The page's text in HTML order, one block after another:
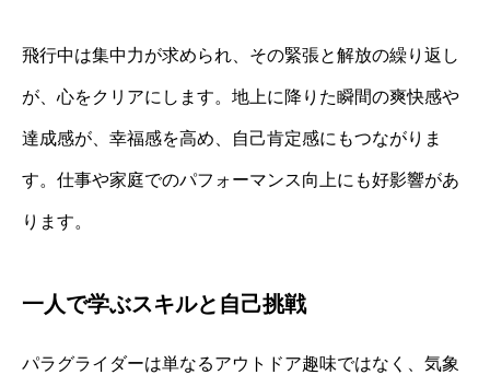
飛行中は集中力が求められ、その緊張と解放の繰り返し
が、心をクリアにします。地上に降りた瞬間の爽快感や
達成感が、幸福感を高め、自己肯定感にもつながりま
す。仕事や家庭でのパフォーマンス向上にも好影響があ
ります。
一人で学ぶスキルと自己挑戦
パラグライダーは単なるアウトドア趣味ではなく、気象